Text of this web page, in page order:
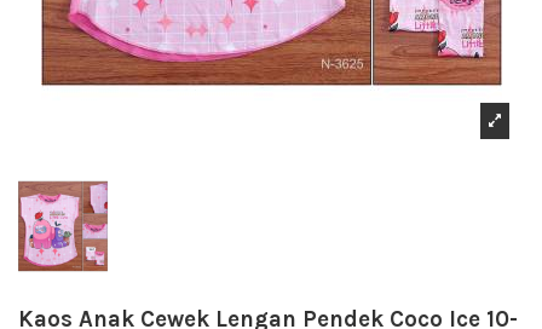
Kaos Anak Cewek Lengan Pendek Coco Ice 10-